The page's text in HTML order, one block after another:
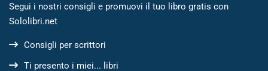
Segui i nostri consigli e promuovi il tuo libro gratis con
Sololibri.net
Consigli per scrittori
Ti presento i miei... libri